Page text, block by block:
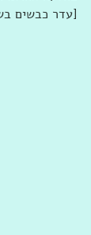
[עדר כבשים